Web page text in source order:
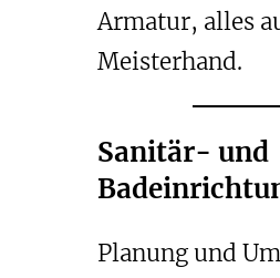
Armatur, alles
Meisterhand.
Sanitär- und
Planung und